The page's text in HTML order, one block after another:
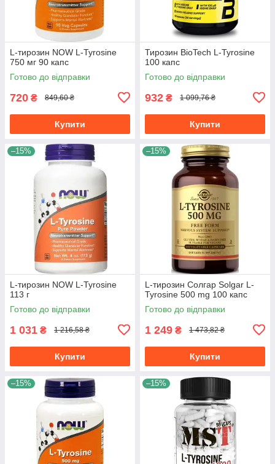
L-тирозин NOW L-Tyrosine
750 мг 90 капс
Готово до відправки
720 ₴ 849,60 ₴
Купити
Тирозин BioTech L-Tyrosine
100 капс
Готово до відправки
932 ₴ 1 099,76 ₴
Купити
–15%
L-тирозин NOW L-Tyrosine
113 г
Готово до відправки
1 031 ₴ 1 216,58 ₴
Купити
–15%
L-тирозин Солгар Solgar L-
Tyrosine 500 mg 100 капс
Готово до відправки
1 249 ₴ 1 473,82 ₴
Купити
–15% –15%